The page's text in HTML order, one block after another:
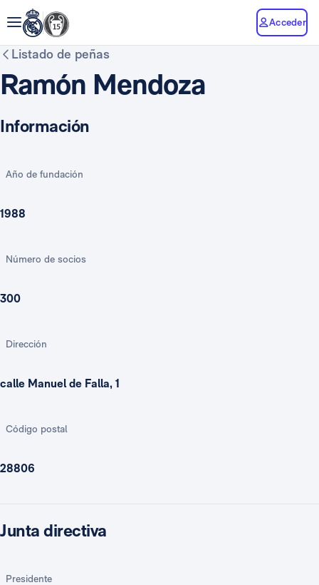
Acceder
Listado de peñas
Ramón Mendoza
Información
Año de fundación
1988
Número de socios
300
Dirección
calle Manuel de Falla, 1
Código postal
28806
Junta directiva
Presidente